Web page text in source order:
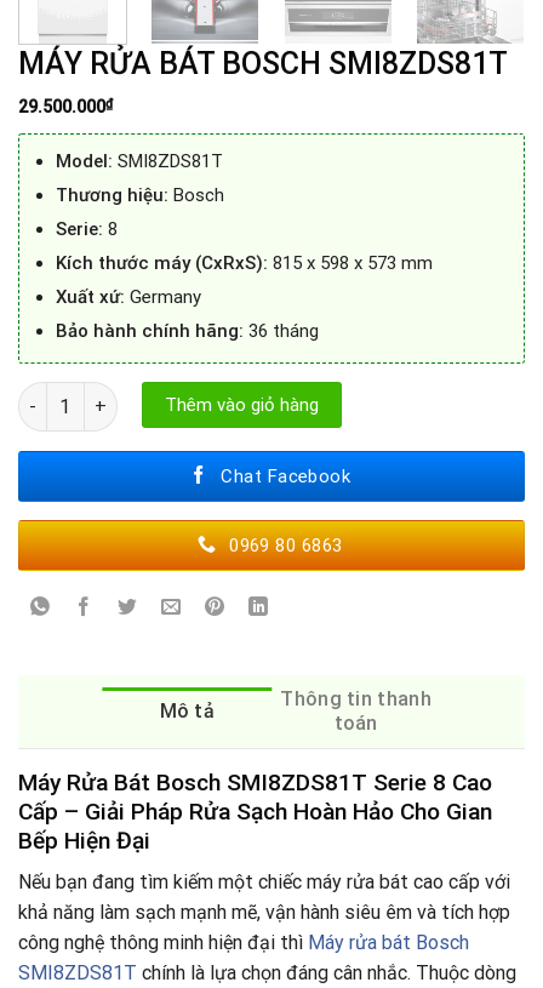
MÁY RỬA BÁT BOSCH SMI8ZDS81T
29.500.000₫
Model: SMI8ZDS81T
Thương hiệu: Bosch
Serie: 8
Kích thước máy (CxRxS): 815 x 598 x 573 mm
Xuất xứ: Germany
Bảo hành chính hãng: 36 tháng
MÁY RỬA BÁT BOSCH SMI8ZDS81T số lượng
Thêm vào giỏ hàng
Chat Facebook
0969 80 6863
Mô tả
Thông tin thanh
toán
Máy Rửa Bát Bosch SMI8ZDS81T Serie 8 Cao
Cấp – Giải Pháp Rửa Sạch Hoàn Hảo Cho Gian
Bếp Hiện Đại
Nếu bạn đang tìm kiếm một chiếc máy rửa bát cao cấp với
khả năng làm sạch mạnh mẽ, vận hành siêu êm và tích hợp
công nghệ thông minh hiện đại thì Máy rửa bát Bosch
SMI8ZDS81T chính là lựa chọn đáng cân nhắc. Thuộc dòng